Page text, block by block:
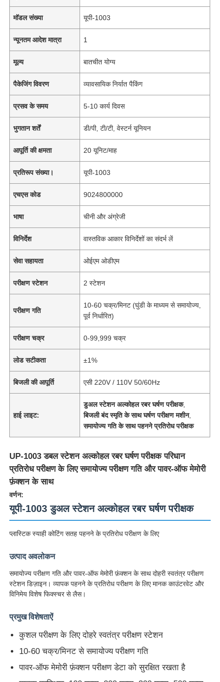
होम
उत्पाद
हमारे बारे में
मॉडल संख्या यूपी-1003
न्यूनतम आदेश मात्रा 1
मूल्य बातचीत योग्य
पैकेजिंग विवरण व्यावसायिक निर्यात पैकिंग
प्रसव के समय 5-10 कार्य दिवस
भुगतान शर्तें डी/पी, टी/टी, वेस्टर्न यूनियन
आपूर्ति की क्षमता 20 यूनिट/माह
प्रतिरूप संख्या। यूपी-1003
एचएस कोड 9024800000
भाषा चीनी और अंग्रेजी
विनिर्देश वास्तविक आकार विनिर्देशों का संदर्भ लें
सेवा सहायता ओईएम ओडीएम
परीक्षण स्टेशन 2 स्टेशन
परीक्षण गति
10-60 चक्र/मिनट (घुंडी के माध्यम से समायोज्य,
पूर्व निर्धारित)
परीक्षण चक्र 0-99,999 चक्र
लोड सटीकता ±1%
बिजली की आपूर्ति एसी 220V / 110V 50/60Hz
हाई लाइट:
डुअल स्टेशन अल्कोहल रबर घर्षण परीक्षक,
बिजली बंद स्मृति के साथ घर्षण परीक्षण मशीन,
समायोज्य गति के साथ पहनने प्रतिरोध परीक्षक
UP-1003 डबल स्टेशन अल्कोहल रबर घर्षण परीक्षक परिधान
प्रतिरोध परीक्षण के लिए समायोज्य परीक्षण गति और पावर-ऑफ मेमोरी
फ़ंक्शन के साथ
वर्णन:
यूपी-1003 डुअल स्टेशन अल्कोहल रबर घर्षण परीक्षक
प्लास्टिक स्याही कोटिंग सतह पहनने के प्रतिरोध परीक्षण के लिए
उत्पाद अवलोकन
समायोज्य परीक्षण गति और पावर-ऑफ मेमोरी फ़ंक्शन के साथ दोहरी स्वतंत्र परीक्षण
स्टेशन डिज़ाइन। व्यापक पहनने के प्रतिरोध परीक्षण के लिए मानक काउंटरवेट और
विनिमेय विशेष फिक्स्चर से लैस।
प्रमुख विशेषताऐं
कुशल परीक्षण के लिए दोहरे स्वतंत्र परीक्षण स्टेशन
10-60 चक्र/मिनट से समायोज्य परीक्षण गति
पावर-ऑफ मेमोरी फ़ंक्शन परीक्षण डेटा को सुरक्षित रखता है